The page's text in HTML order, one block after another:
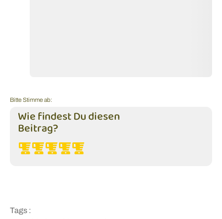
Bitte Stimme ab:
Wie findest Du diesen
Beitrag?
Tags :